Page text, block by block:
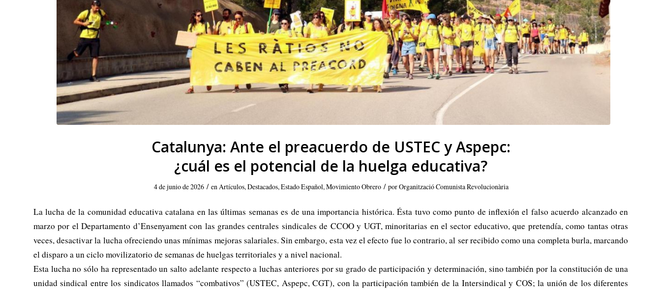
Catalunya: Ante el preacuerdo de USTEC y Aspepc:
¿cuál es el potencial de la huelga educativa?
4 de junio de 2026 / en Artículos, Destacados, Estado Español, Movimiento Obrero / porOrganització Comunista Revolucionària
La lucha de la comunidad educativa catalana en las últimas semanas es de una importancia histórica. Ésta tuvo como punto de inflexión el falso acuerdo alcanzado en
marzo por el Departamento d’Ensenyament con las grandes centrales sindicales de CCOO y UGT, minoritarias en el sector educativo, que pretendía, como tantas otras
veces, desactivar la lucha ofreciendo unas mínimas mejoras salariales. Sin embargo, esta vez el efecto fue lo contrario, al ser recibido como una completa burla, marcando
el disparo a un ciclo movilizatorio de semanas de huelgas territoriales y a nivel nacional.
Esta lucha no sólo ha representado un salto adelante respecto a luchas anteriores por su grado de participación y determinación, sino también por la constitución de una
unidad sindical entre los sindicatos llamados “combativos” (USTEC, Aspepc, CGT), con la participación también de la Intersindical y COS; la unión de los diferentes